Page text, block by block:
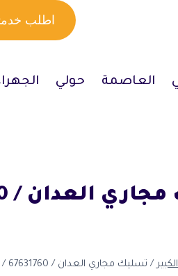
اطلب خدمتك
العاصمة حولي
/ تسليك مجاري العدان / 67631760 / خدمة متميزة 24 ساعة